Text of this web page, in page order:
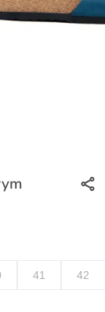
41 42